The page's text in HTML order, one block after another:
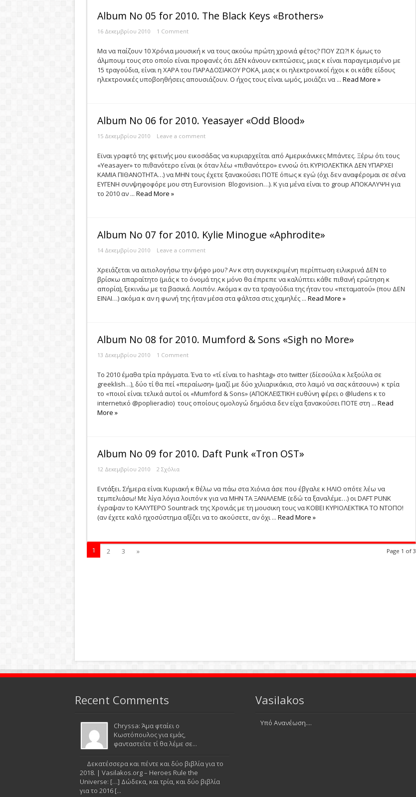
Album No 05 for 2010. The Black Keys «Brothers»
16 Δεκεμβρίου 2010 1 Comment
Μα να παίζουν 10 Χρόνια μουσική κ να τους ακούω πρώτη χρονιά φέτος? ΠΟΥ ΖΩ?! Κ όμως το
άλμπουμ τους στο οποίο είναι προφανές ότι ΔΕΝ κάνουν εκπτώσεις, μιας κ είναι παραγεμισμένο με
15 τραγούδια, είναι η ΧΑΡΑ του ΠΑΡΑΔΟΣΙΑΚΟΥ ΡΟΚΑ, μιας κ οι ηλεκτρονικοί ήχοι κ οι κάθε είδους
ηλεκτρονικές υποβοηθήσεις απουσιάζουν. Ο ήχος τους είναι ωμός, μοιάζει να ... Read More »
Album No 06 for 2010. Yeasayer «Odd Blood»
15 Δεκεμβρίου 2010 Leave a comment
Eϊναι γραφτό της φετινής μου εικοσάδας να κυριαρχείται από Αμερικάνικες Μπάντες. Ξέρω ότι τους
«Yeasayer» το πιθανότερο είναι (κ όταν λέω «πιθανότερο» εννοώ ότι ΚΥΡΙΟΛΕΚΤΙΚΑ ΔΕΝ ΥΠΑΡΧΕΙ
ΚΑΜΙΑ ΠΙΘΑΝΟΤΗΤΑ…) να ΜΗΝ τους έχετε ξανακούσει ΠΟΤΕ όπως κ εγώ (όχι δεν αναφέρομαι σε σένα
ΕΥΓΕΝΗ συνψηφοφόρε μου στη Eurovision Blogovision…). Κ για μένα είναι το group ΑΠΟΚΑΛΥΨΗ για
το 2010 αν ... Read More »
Album No 07 for 2010. Κylie Minogue «Aphrodite»
14 Δεκεμβρίου 2010 Leave a comment
Χρειάζεται να αιτιολογήσω την ψήφο μου? Aν κ στη συγκεκριμένη περίπτωση ειλικρινά ΔΕΝ το
βρίσκω απαραίτητο (μιάς κ το όνομά της κ μόνο θα έπρεπε να καλύπτει κάθε πιθανή ερώτηση κ
απορία), ξεκινάω με τα βασικά. Λοιπόν. Ακόμα κ αν τα τραγούδια της ήταν του «πεταματού» (που ΔΕΝ
ΕΙΝΑΙ…) ακόμα κ αν η φωνή της ήταν μέσα στα φάλτσα στις χαμηλές ... Read More »
Album No 08 for 2010. Mumford & Sons «Sigh no More»
13 Δεκεμβρίου 2010 1 Comment
Το 2010 έμαθα τρία πράγματα. Ένα το «τί είναι το hashtag» στο twitter (δίεσούλα κ λεξούλα σε
greeklish…), δύο τί θα πεί «περαίωση» (μαζί με δύο χιλιαρικάκια, στο λαιμό να σας κάτσουν») κ τρία
το «ποιοί είναι τελικά αυτοί οι «Μumford & Sons» (ΑΠΟΚΛΕΙΣΤΙΚΗ ευθύνη φέρει ο @ludens κ το
internetικό @poplieradio) τους οποίους ομολογώ δημόσια δεν είχα ξανακούσει ΠΟΤΕ στη ... Read
More »
Album No 09 for 2010. Daft Punk «Tron OST»
12 Δεκεμβρίου 2010 2 Σχόλια
Εντάξει. Σήμερα είναι Κυριακή κ θέλω να πάω στα Χιόνια άσε που έβγαλε κ ΗΛΙΟ οπότε λέω να
τεμπελιάσω! Mε λίγα λόγια λοιπόν κ για να ΜΗΝ ΤΑ ΞΑΝΑΛΕΜΕ (εδώ τα ξαναλέμε…) οι DAFT PUNK
έγραψαν το ΚΑΛΥΤΕΡΟ Sountrack της Χρονιάς με τη μουσικη τους να ΚΟΒΕΙ ΚΥΡΙΟΛΕΚΤΙΚΑ ΤΟ ΝΤΟΠΟ!
(αν έχετε καλό ηχοσύστημα αξίζει να το ακούσετε, αν όχι ... Read More »
Page 1 of 3
1 2 3 »
Recent Comments
Chryssa: Άμα φταίει ο
Κωστόπουλος για εμάς,
φανταστείτε τί θα λέμε σε...
Δεκατέσσερα και πέντε και δύο βιβλία για το
2018. | Vasilakos.org – Heroes Rule the
Universe: […] Δώδεκα, και τρία, και δύο βιβλία
για το 2016 [...
Vasilakos
Υπό Ανανέωση....